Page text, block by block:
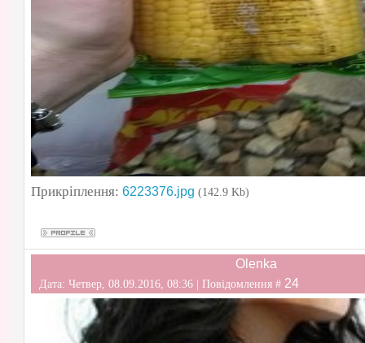
Прикріплення: 6223376.jpg (142.9 Kb)
Olenka
Дата: Четвер, 08.09.2016, 08:36 | Повідомлення # 24